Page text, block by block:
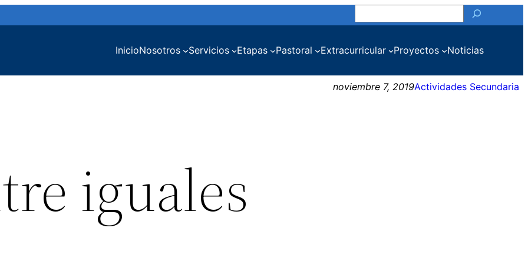
InicioNosotros Servicios Etapas Pastoral Extracurricular Proyectos Noticias
noviembre 7, 2019Actividades Secundaria
iguales